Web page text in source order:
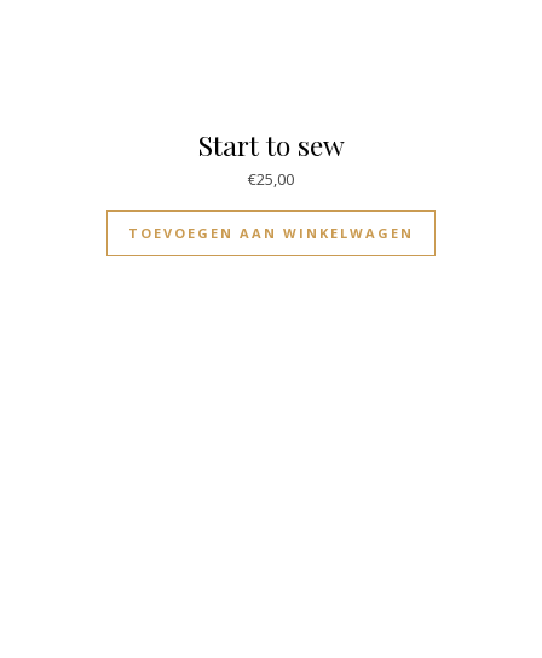
Start to sew
€25,00
TOEVOEGEN AAN WINKELWAGEN